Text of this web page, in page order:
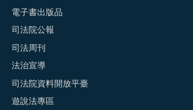
電子書出版品
司法院公報
司法周刊
法治宣導
司法院資料開放平臺
遊說法專區